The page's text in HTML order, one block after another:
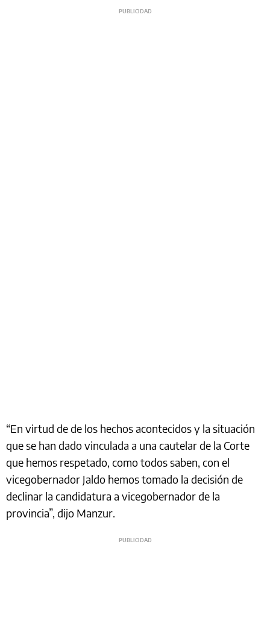
“En virtud de de los hechos acontecidos y la situación
que se han dado vinculada a una cautelar de la Corte
que hemos respetado, como todos saben, con el
vicegobernador Jaldo hemos tomado la decisión de
declinar la candidatura a vicegobernador de la
provincia”, dijo Manzur.